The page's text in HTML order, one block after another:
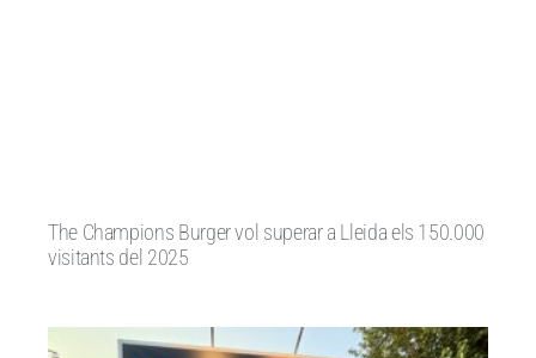
The Champions Burger vol superar a Lleida els 150.000
visitants del 2025